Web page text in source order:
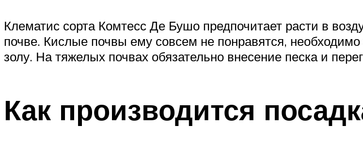
Клематис сорта Комтесс Де Бушо предпочитает расти в
почве. Кислые почвы ему совсем не понравятся,
золу. На тяжелых почвах обязательно внесение песка и
Как производится